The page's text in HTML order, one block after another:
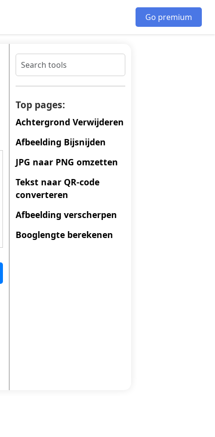
Go premium
Top pages:
Achtergrond Verwijderen
Afbeelding Bijsnijden
JPG naar PNG omzetten
Tekst naar QR-code
converteren
Afbeelding verscherpen
Booglengte berekenen